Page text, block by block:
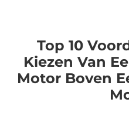
Top 10
Kiezen Van
Motor Boven